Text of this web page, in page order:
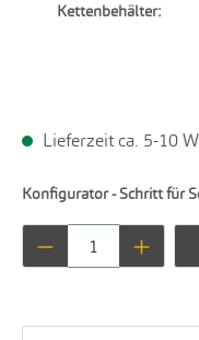
Kettenbehälter:
Lieferzeit ca. 5-10
Konfigurator - Schritt für
Produkt